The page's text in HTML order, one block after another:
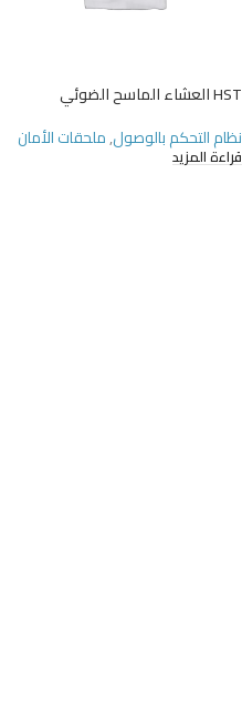
HST العشاء الماسح الضوئي
نظام التحكم بالوصول,ملحقات الأمان
قراءة المزيد